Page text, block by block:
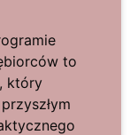
to
który